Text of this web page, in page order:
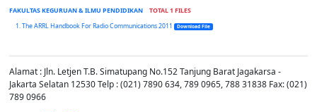
FAKULTAS KEGURUAN & ILMU PENDIDIKAN
TOTAL 1 FILES
The ARRL Handbook For Radio Communications 2011
Download File
Alamat : Jln. Letjen T.B. Simatupang No.152 Tanjung Barat Jagakarsa -
Jakarta Selatan 12530 Telp : (021) 7890 634, 789 0965, 788 31838 Fax: (021)
789 0966